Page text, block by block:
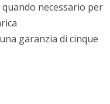
necessario per
garanzia di cinque